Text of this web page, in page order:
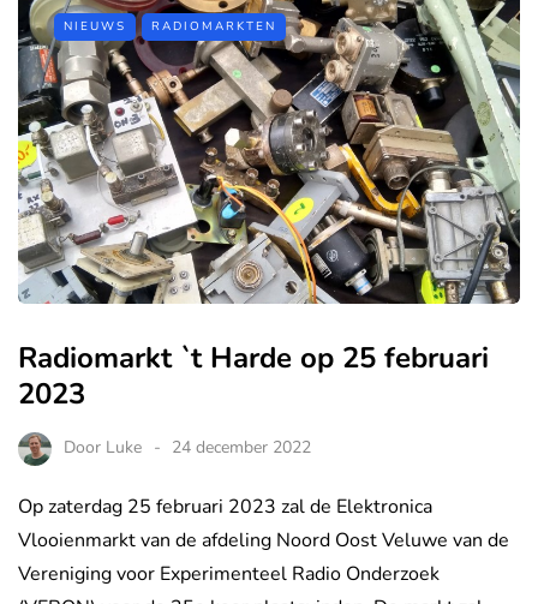
NIEUWS RADIOMARKTEN
Radiomarkt `t Harde op 25 februari
2023
Door Luke 24 december 2022
Op zaterdag 25 februari 2023 zal de Elektronica
Vlooienmarkt van de afdeling Noord Oost Veluwe van de
Vereniging voor Experimenteel Radio Onderzoek